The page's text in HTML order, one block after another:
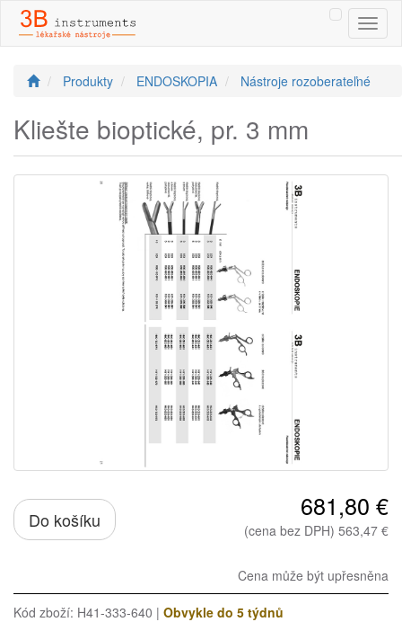
Produkty ENDOSKOPIA Nástroje rozoberateľné
Kliešte bioptické, pr. 3 mm
Do košíku 681,80 €
(cena bez DPH) 563,47 €
Cena může být upřesněna
Kód zboží: H41-333-640 | Obvykle do 5 týdnů